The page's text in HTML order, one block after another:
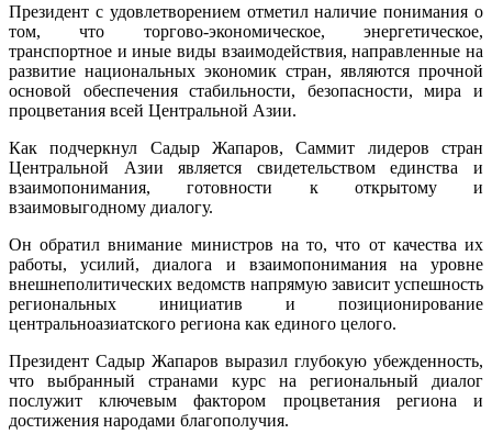
Президент с удовлетворением отметил наличие понимания о
том, что торгово-экономическое, энергетическое,
транспортное и иные виды взаимодействия, направленные на
развитие национальных экономик стран, являются прочной
основой обеспечения стабильности, безопасности, мира и
процветания всей Центральной Азии.
Как подчеркнул Садыр Жапаров, Саммит лидеров стран
Центральной Азии является свидетельством единства и
взаимопонимания, готовности к открытому и
взаимовыгодному диалогу.
Он обратил внимание министров на то, что от качества их
работы, усилий, диалога и взаимопонимания на уровне
внешнеполитических ведомств напрямую зависит успешность
региональных инициатив и позиционирование
центральноазиатского региона как единого целого.
Президент Садыр Жапаров выразил глубокую убежденность,
что выбранный странами курс на региональный диалог
послужит ключевым фактором процветания региона и
достижения народами благополучия.